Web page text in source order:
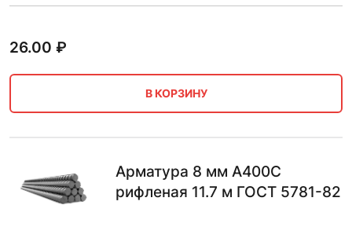
26.00 ₽
В КОРЗИНУ
Арматура 8 мм А400С
рифленая 11.7 м ГОСТ 5781-82